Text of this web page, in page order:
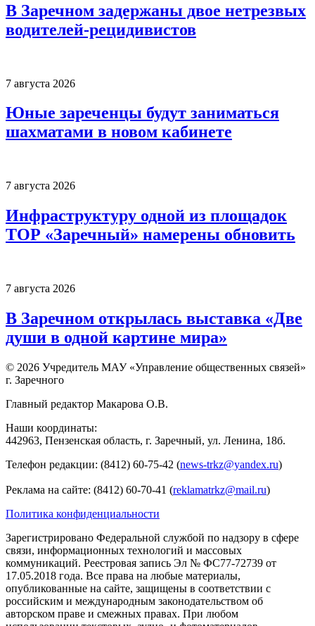
В Заречном задержаны двое нетрезвых
водителей-рецидивистов
7 августа 2026
Юные зареченцы будут заниматься
шахматами в новом кабинете
7 августа 2026
Инфраструктуру одной из площадок
ТОР «Заречный» намерены обновить
7 августа 2026
В Заречном открылась выставка «Две
души в одной картине мира»
© 2026 Учредитель МАУ «Управление общественных связей»
г. Заречного
Главный редактор Макарова О.В.
Наши координаты:
442963, Пензенская область, г. Заречный, ул. Ленина, 18б.
Телефон редакции: (8412) 60-75-42 (news-trkz@yandex.ru)
Реклама на сайте: (8412) 60-70-41 (reklamatrkz@mail.ru)
Политика конфиденциальности
Зарегистрировано Федеральной службой по надзору в сфере
связи, информационных технологий и массовых
коммуникаций. Реестровая запись Эл № ФС77-72739 от
17.05.2018 года. Все права на любые материалы,
опубликованные на сайте, защищены в соответствии с
российским и международным законодательством об
авторском праве и смежных правах. При любом